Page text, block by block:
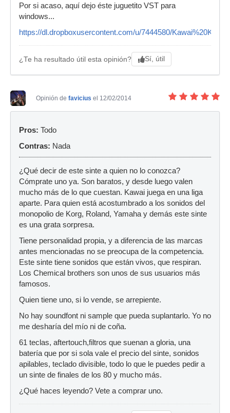
Por si acaso, aquí dejo éste juguetito VST para
windows...
https://dl.dropboxusercontent.com/u/7444580/
¿Te ha resultado útil esta opinión? Sí, útil
Opinión de favicius el 12/02/2014
Pros: Todo
Contras: Nada
¿Qué decir de este sinte a quien no lo conozca?
Cómprate uno ya. Son baratos, y desde luego valen
mucho más de lo que cuestan. Kawai juega en una liga
aparte. Para quien está acostumbrado a los sonidos del
monopolio de Korg, Roland, Yamaha y demás este sinte
es una grata sorpresa.
Tiene personalidad propia, y a diferencia de las marcas
antes mencionadas no se preocupa de la competencia.
Este sinte tiene sonidos que están vivos, que respiran.
Los Chemical brothers son unos de sus usuarios más
famosos.
Quien tiene uno, si lo vende, se arrepiente.
No hay soundfont ni sample que pueda suplantarlo. Yo no
me desharía del mío ni de coña.
61 teclas, aftertouch,filtros que suenan a gloria, una
batería que por si sola vale el precio del sinte, sonidos
apilables, teclado divisible, todo lo que le puedes pedir a
un sinte de finales de los 80 y mucho más.
¿Qué haces leyendo? Vete a comprar uno.